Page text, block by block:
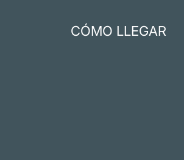
CÓMO LLEGAR